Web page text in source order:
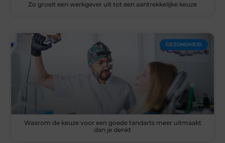
Zo groeit een werkgever uit tot een aantrekkelijke keuze
GEZONDHEID
Waarom de keuze voor een goede tandarts meer uitmaakt
dan je denkt